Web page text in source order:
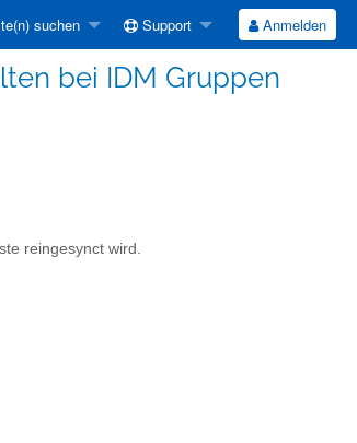
suchen Support Anmelden
bei IDM Gruppen
reingesynct wird.